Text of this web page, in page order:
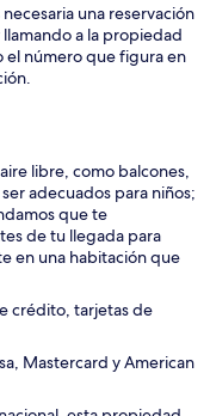
una reservación
a la propiedad
el número que figura en
libre, como balcones,
adecuados para niños;
que te
de tu llegada para
en una habitación que
crédito, tarjetas de
Mastercard y American